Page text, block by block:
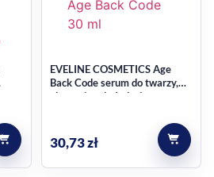
EVELINE COSMETICS Age
Back Code serum do twarzy,
aktywnie odmładzające, na
30,73zł